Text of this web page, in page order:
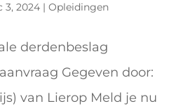
3, 2024| Opleidingen
derdenbeslag
Gegeven door:
van Lierop Meld je nu